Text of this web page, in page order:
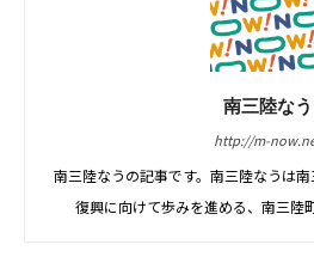
南三陸なう
http://m-
南三陸なうの記事です。南三陸なうは南
復興に向けて歩みを進める、南三陸